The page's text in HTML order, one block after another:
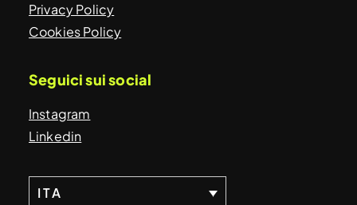
Privacy Policy
Cookies Policy
Seguici sui social
Instagram
Linkedin
ITA